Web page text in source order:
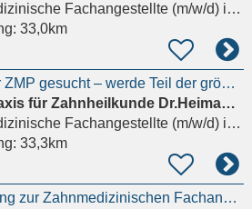
Fachangestellte (m/w/d)in Neu-Isenburg
33,0km
ZFA oder ZMP gesucht – werde Teil der größten Privatzahnarztpraxis Frankfurts
Privatpraxis für Zahnheilkunde Dr.Heimann & Dr. Winzen & Dr. Alp
Fachangestellte (m/w/d)in Frankfurt am Main
33,3km
Ausbildung zur Zahnmedizinischen Fachangestellten (m/w/d) für dieses Jahr